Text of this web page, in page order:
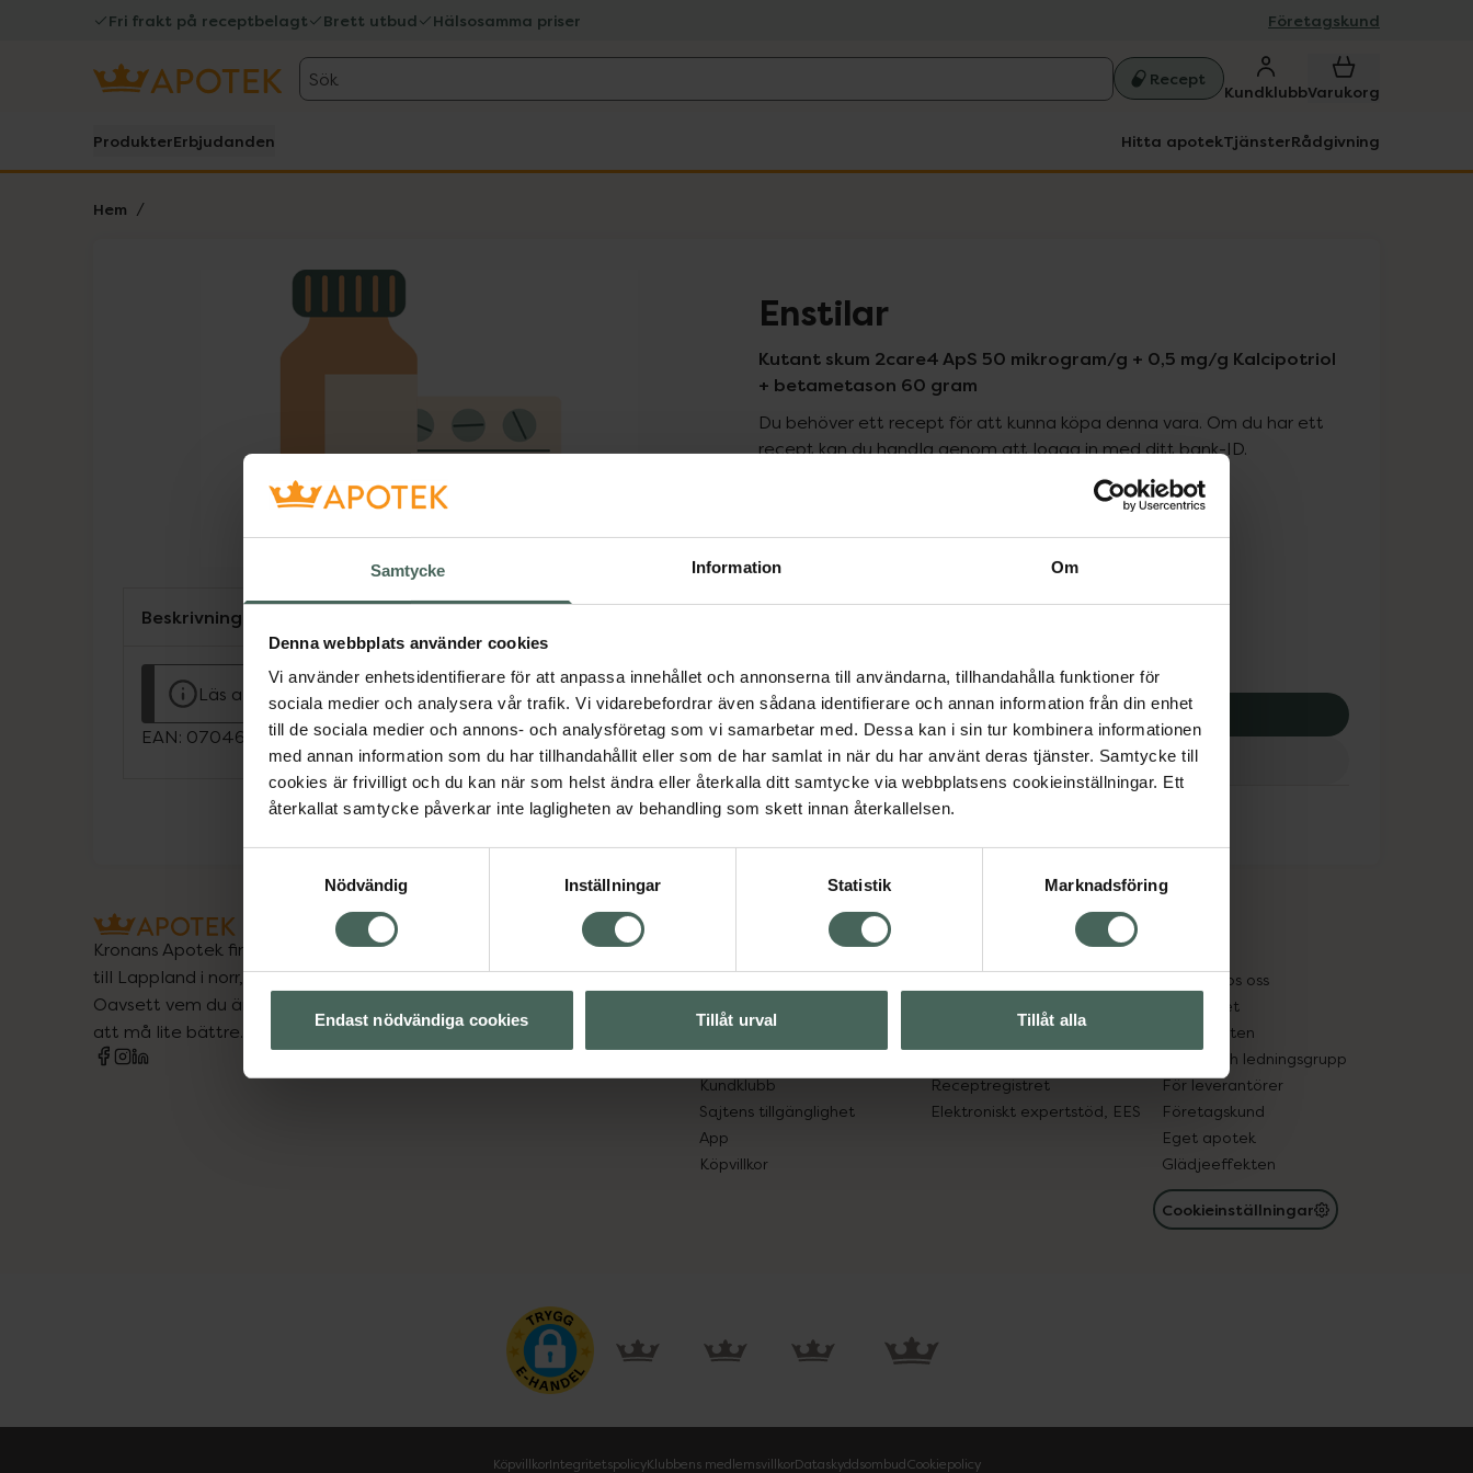
Samtycke Information Om
Denna webbplats använder cookies
Vi använder enhetsidentifierare för att anpassa innehållet och annonserna till användarna, tillhandahålla funktioner för
sociala medier och analysera vår trafik. Vi vidarebefordrar även sådana identifierare och annan information från din enhet
till de sociala medier och annons- och analysföretag som vi samarbetar med. Dessa kan i sin tur kombinera informationen
med annan information som du har tillhandahållit eller som de har samlat in när du har använt deras tjänster. Samtycke till
cookies är frivilligt och du kan när som helst ändra eller återkalla ditt samtycke via webbplatsens cookieinställningar. Ett
återkallat samtycke påverkar inte lagligheten av behandling som skett innan återkallelsen.
Nödvändig
Inställningar Statistik Marknadsföring
Endast nödvändiga cookies Tillåt urval Tillåt alla
Fri frakt på receptbelagt Brett utbud Hälsosamma priser Företagskund
Sök Recept
KundklubbVarukorg
ProdukterErbjudanden Hitta apotekTjänsterRådgivning
Hem
Lista: . Innehåller 1 objekt. Enstilar
Kutant skum 2care4 ApS 50 mikrogram/g + 0,5 mg/g Kalcipotriol
+ betametason 60 gram
Du behöver ett recept för att kunna köpa denna vara. Om du har ett
recept kan du handla genom att logga in med ditt bank-ID.
653 kr
Köp via ditt recept
Aktuella erbjudanden
Beskrivning
Läs alltid bipacksedeln innan användning.
EAN: 07046264085356
Kronans Apotek finns här för dig. Du hittar oss från Skåne i syd
till Lappland i norr, och online i mobilen och på datorn.
Oavsett vem du är så är det vårt uppdrag att hjälpa just dig
att må lite bättre. Välkommen att prata med oss.
Handla tryggt
Kundklubb
Sajtens tillgänglighet
App
Köpvillkor
Om recept och läkemedel
Lämna in gammal medicin
Receptregistret
Elektroniskt expertstöd, EES
Jobba hos oss
Hållbarhet
Samarbeten
Ägare och ledningsgrupp
För leverantörer
Företagskund
Eget apotek
Glädjeeffekten
Cookieinställningar
KöpvillkorIntegritetspolicyKlubbens medlemsvillkorDataskyddsombudCookiepolicy